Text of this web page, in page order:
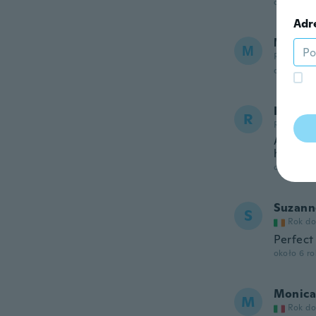
Μ ΜΑΚΗΣ
Rok
około 5
R Rok
At first
how it
około 6
S Rok
Perfect
około 6
M Monica
Rok